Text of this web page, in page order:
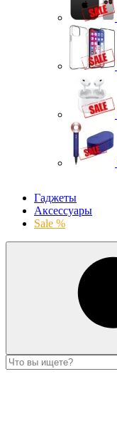
Гаджеты
Аксессуары
Sale %